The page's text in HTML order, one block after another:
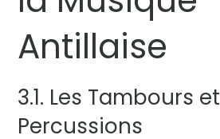
Antillaise
3.1. Les Tambours et
Percussions